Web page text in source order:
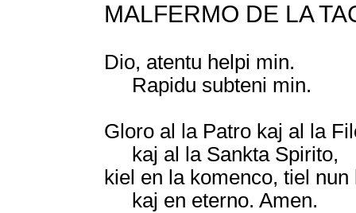
MALFERMO DE LA
Dio, atentu helpi min.
Rapidu subteni min.
Gloro al la Patro kaj al la
kaj al la Sankta Spirito,
kiel en la komenco, tiel
kaj en eterno. Amen.